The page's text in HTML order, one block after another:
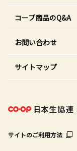
コープ商品のQ&A
お問い合わせ
サイトマップ
サイトのご利用方法